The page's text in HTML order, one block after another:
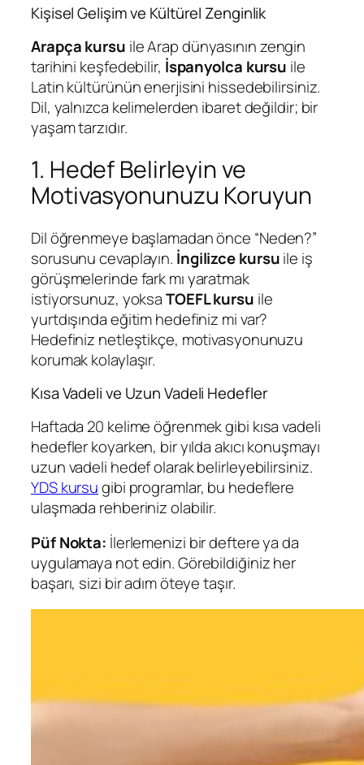
Kişisel Gelişim ve Kültürel Zenginlik
Arapça kursu ile Arap dünyasının zengin
tarihini keşfedebilir, İspanyolca kursu ile
Latin kültürünün enerjisini hissedebilirsiniz.
Dil, yalnızca kelimelerden ibaret değildir; bir
yaşam tarzıdır.
1. Hedef Belirleyin ve
Motivasyonunuzu Koruyun
Dil öğrenmeye başlamadan önce “Neden?”
sorusunu cevaplayın. İngilizce kursuile iş
görüşmelerinde fark mı yaratmak
istiyorsunuz, yoksaTOEFL kursu ile
yurtdışında eğitim hedefiniz mi var?
Hedefiniz netleştikçe, motivasyonunuzu
korumak kolaylaşır.
Kısa Vadeli ve Uzun Vadeli Hedefler
Haftada 20 kelime öğrenmek gibi kısa vadeli
hedefler koyarken, bir yılda akıcı konuşmayı
uzun vadeli hedef olarak belirleyebilirsiniz.
YDS kursugibi programlar, bu hedeflere
ulaşmada rehberiniz olabilir.
Püf Nokta: İlerlemenizi bir deftere ya da
uygulamaya not edin. Görebildiğiniz her
başarı, sizi bir adım öteye taşır.